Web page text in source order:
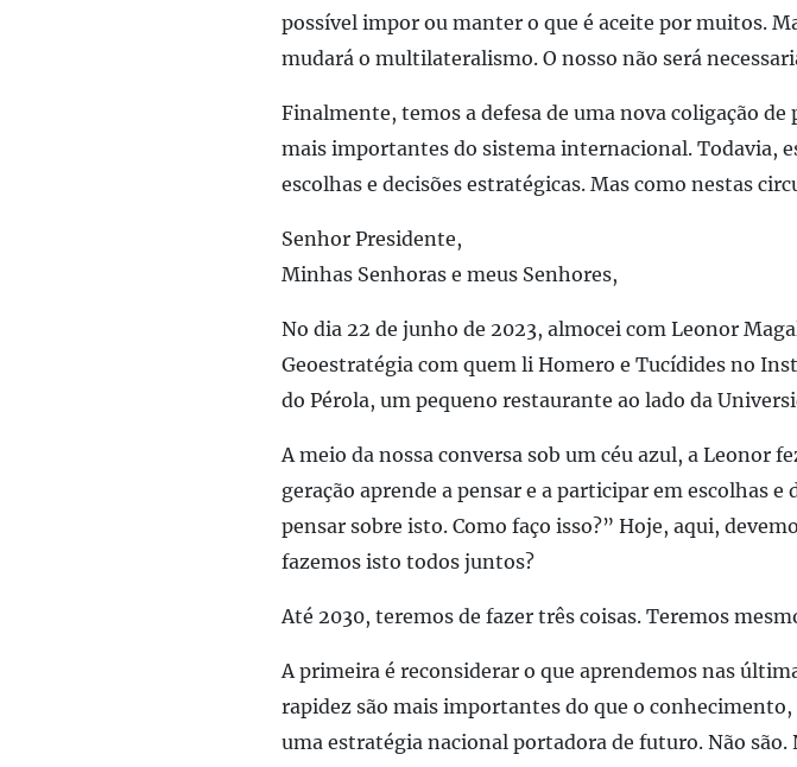
possível impor ou manter o que é aceite por muitos.
mudará o multilateralismo. O nosso não será
Finalmente, temos a defesa de uma nova coligação
mais importantes do sistema internacional. Todavia,
escolhas e decisões estratégicas. Mas como nestas
Senhor Presidente,
Minhas Senhoras e meus Senhores,
No dia 22 de junho de 2023, almocei com Leonor
Geoestratégia com quem li Homero e Tucídides no
do Pérola, um pequeno restaurante ao lado da
A meio da nossa conversa sob um céu azul, a Leonor
geração aprende a pensar e a participar em escolhas
pensar sobre isto. Como faço isso?” Hoje, aqui,
fazemos isto todos juntos?
Até 2030, teremos de fazer três coisas. Teremos
A primeira é reconsiderar o que aprendemos nas
rapidez são mais importantes do que o conhecimento,
uma estratégia nacional portadora de futuro. Não são.